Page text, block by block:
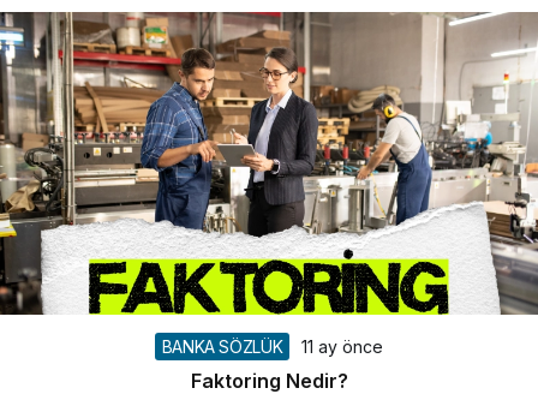
BANKA SÖZLÜK 11 ay önce
Faktoring Nedir?